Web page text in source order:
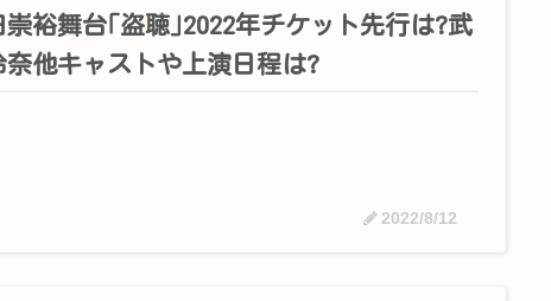
崇裕舞台｢盗聴｣2022年チケット先行は?武
奈他キャストや上演日程は?
2022/8/12